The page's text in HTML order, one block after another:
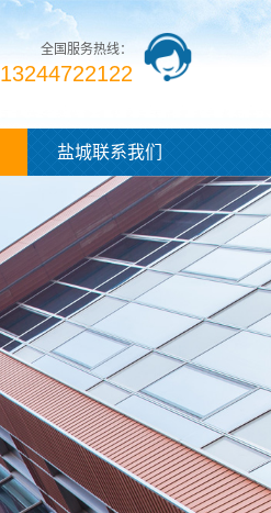
全国服务热线：
13244722122
盐城联系我们